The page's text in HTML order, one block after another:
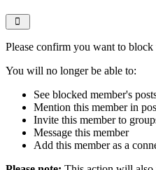
Please confirm you want to block
You will no longer be able to:
See blocked member's
Mention this member in
Invite this member to
Message this member
Add this member as a